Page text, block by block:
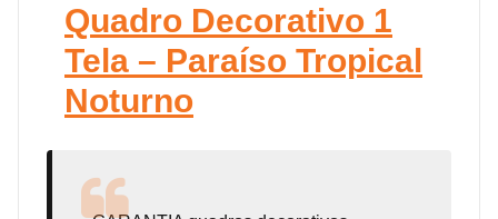
Quadro Decorativo 1
Tela – Paraíso Tropical
Noturno